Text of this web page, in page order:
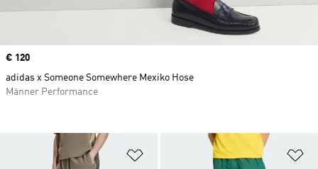
Zur Wunschliste hinzufügen
Price
€ 120
adidas x Someone Somewhere Mexiko Hose
Männer Performance